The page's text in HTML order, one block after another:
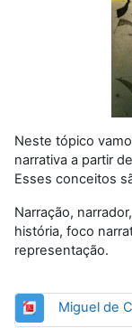
Neste tópico
narrativa a partir
Esses conceitos
Narração,
história, foco
representação.
Miguel de